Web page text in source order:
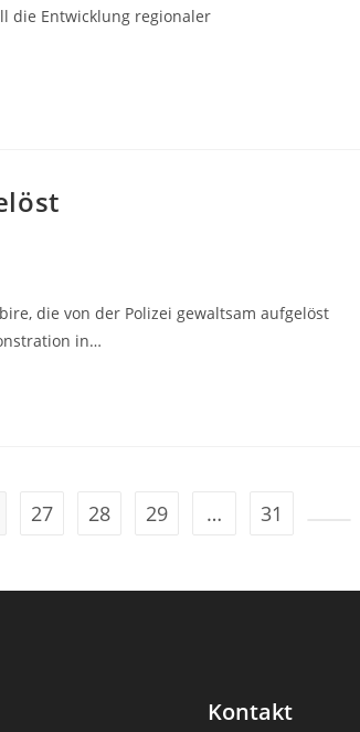
die Entwicklung regionaler
die von der Polizei gewaltsam aufgelöst
in…
27 28 29 … 31
Kontakt